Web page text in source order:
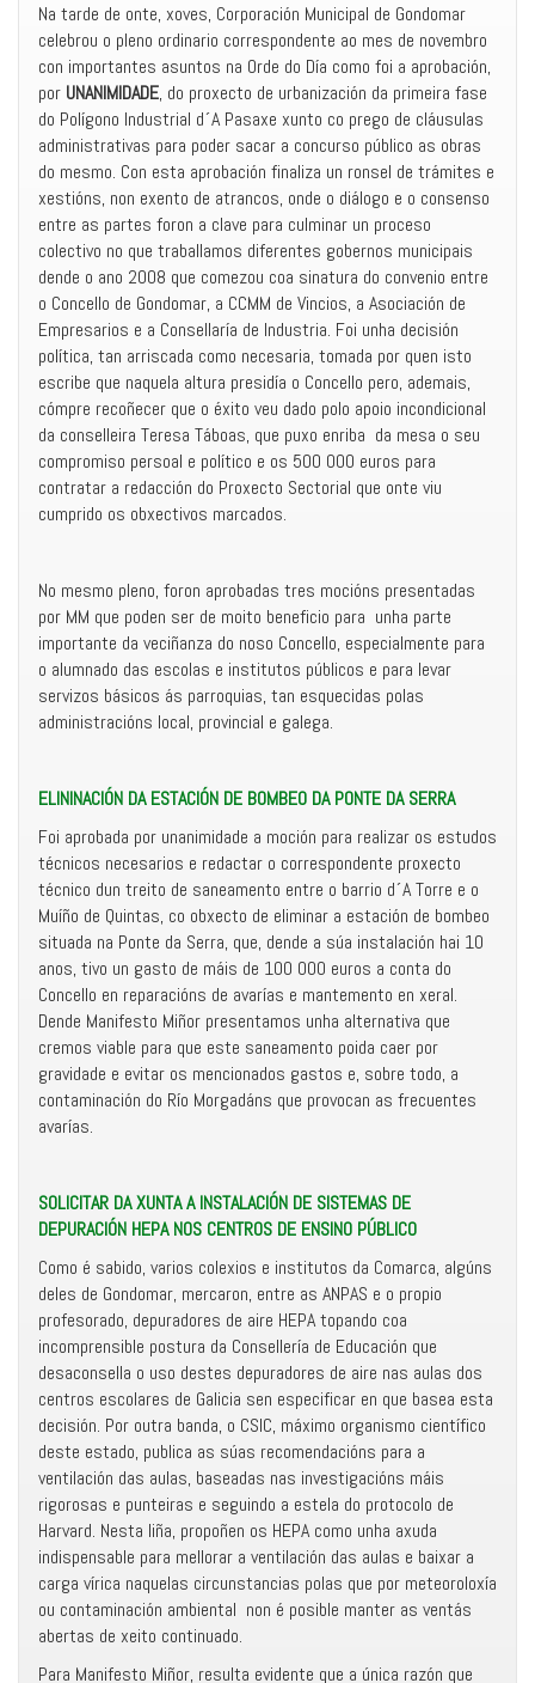
Na tarde de onte, xoves, Corporación Municipal de Gondomar
celebrou o pleno ordinario correspondente ao mes de novembro
con importantes asuntos na Orde do Día como foi a aprobación,
por UNANIMIDADE, do proxecto de urbanización da primeira fase
do Polígono Industrial d´A Pasaxe xunto co prego de cláusulas
administrativas para poder sacar a concurso público as obras
do mesmo. Con esta aprobación finaliza un ronsel de trámites e
xestións, non exento de atrancos, onde o diálogo e o consenso
entre as partes foron a clave para culminar un proceso
colectivo no que traballamos diferentes gobernos municipais
dende o ano 2008 que comezou coa sinatura do convenio entre
o Concello de Gondomar, a CCMM de Vincios, a Asociación de
Empresarios e a Consellaría de Industria. Foi unha decisión
política, tan arriscada como necesaria, tomada por quen isto
escribe que naquela altura presidía o Concello pero, ademais,
cómpre recoñecer que o éxito veu dado polo apoio incondicional
da conselleira Teresa Táboas, que puxo enriba da mesa o seu
compromiso persoal e político e os 500 000 euros para
contratar a redacción do Proxecto Sectorial que onte viu
cumprido os obxectivos marcados.
No mesmo pleno, foron aprobadas tres mocións presentadas
por MM que poden ser de moito beneficio para unha parte
importante da veciñanza do noso Concello, especialmente para
o alumnado das escolas e institutos públicos e para levar
servizos básicos ás parroquias, tan esquecidas polas
administracións local, provincial e galega.
ELININACIÓN DA ESTACIÓN DE BOMBEO DA PONTE DA SERRA
Foi aprobada por unanimidade a moción para realizar os estudos
técnicos necesarios e redactar o correspondente proxecto
técnico dun treito de saneamento entre o barrio d´A Torre e o
Muíño de Quintas, co obxecto de eliminar a estación de bombeo
situada na Ponte da Serra, que, dende a súa instalación hai 10
anos, tivo un gasto de máis de 100 000 euros a conta do
Concello en reparacións de avarías e mantemento en xeral.
Dende Manifesto Miñor presentamos unha alternativa que
cremos viable para que este saneamento poida caer por
gravidade e evitar os mencionados gastos e, sobre todo, a
contaminación do Río Morgadáns que provocan as frecuentes
avarías.
SOLICITAR DA XUNTA A INSTALACIÓN DE SISTEMAS DE
DEPURACIÓN HEPA NOS CENTROS DE ENSINO PÚBLICO
Como é sabido, varios colexios e institutos da Comarca, algúns
deles de Gondomar, mercaron, entre as ANPAS e o propio
profesorado, depuradores de aire HEPA topando coa
incomprensible postura da Consellería de Educación que
desaconsella o uso destes depuradores de aire nas aulas dos
centros escolares de Galicia sen especificar en que basea esta
decisión. Por outra banda, o CSIC, máximo organismo científico
deste estado, publica as súas recomendacións para a
ventilación das aulas, baseadas nas investigacións máis
rigorosas e punteiras e seguindo a estela do protocolo de
Harvard. Nesta liña, propoñen os HEPA como unha axuda
indispensable para mellorar a ventilación das aulas e baixar a
carga vírica naquelas circunstancias polas que por meteoroloxía
ou contaminación ambiental non é posible manter as ventás
abertas de xeito continuado.
Para Manifesto Miñor, resulta evidente que a única razón que